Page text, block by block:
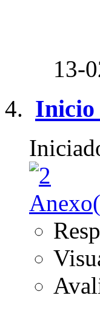
13-
Inicio